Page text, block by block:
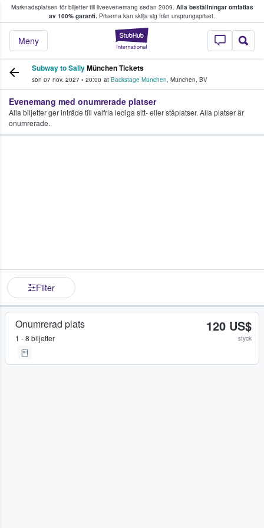
Marknadsplatsen för biljetter till liveevenemang sedan 2009. Alla beställningar omfattas
av 100% garanti. Priserna kan skilja sig från ursprungspriset.
StubHub – där
Meny
köper och säljer biljetter.
Subway to SallyMünchen Tickets
sön 07 nov. 2027 • 20:00 at Backstage München, München, BV
Evenemang med onumrerade platser
Alla biljetter ger inträde till valfria lediga sitt- eller ståplatser. Alla platser är
onumrerade.
Filter
Onumrerad plats
1 - 8 biljetter
120 US$
styck